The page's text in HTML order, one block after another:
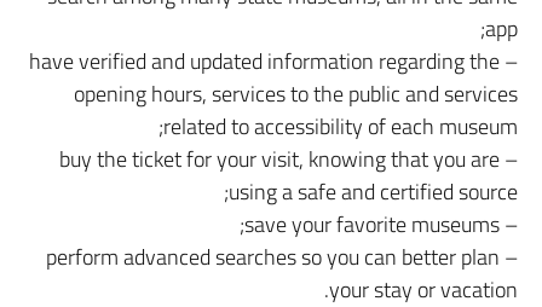
app;
– have verified and updated information regarding the
opening hours, services to the public and services
related to accessibility of each museum;
– buy the ticket for your visit, knowing that you are
using a safe and certified source;
– save your favorite museums;
– perform advanced searches so you can better plan
your stay or vacation.